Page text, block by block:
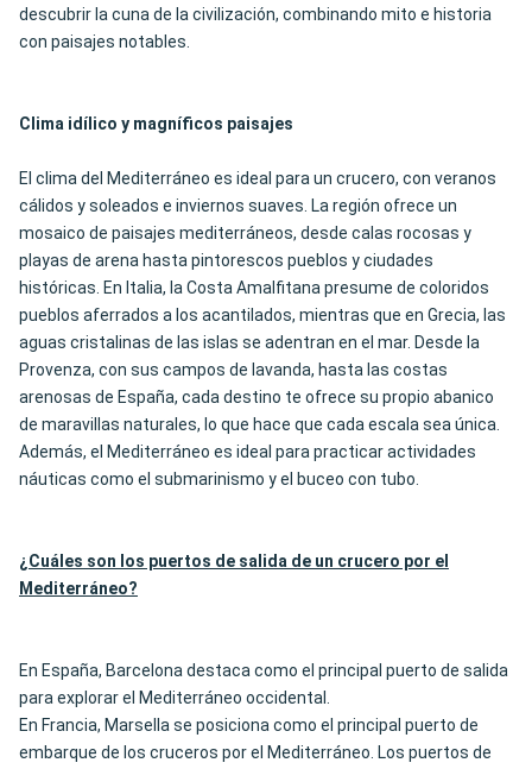
descubrir la cuna de la civilización, combinando mito e historia
con paisajes notables.
Clima idílico y magníficos paisajes
El clima del Mediterráneo es ideal para un crucero, con veranos
cálidos y soleados e inviernos suaves. La región ofrece un
mosaico de paisajes mediterráneos, desde calas rocosas y
playas de arena hasta pintorescos pueblos y ciudades
históricas. En Italia, la Costa Amalfitana presume de coloridos
pueblos aferrados a los acantilados, mientras que en Grecia, las
aguas cristalinas de las islas se adentran en el mar. Desde la
Provenza, con sus campos de lavanda, hasta las costas
arenosas de España, cada destino te ofrece su propio abanico
de maravillas naturales, lo que hace que cada escala sea única.
Además, el Mediterráneo es ideal para practicar actividades
náuticas como el submarinismo y el buceo con tubo.
¿Cuáles son los puertos de salida de un crucero por el
Mediterráneo?
En España, Barcelona destaca como el principal puerto de salida
para explorar el Mediterráneo occidental.
En Francia, Marsella se posiciona como el principal puerto de
embarque de los cruceros por el Mediterráneo. Los puertos de